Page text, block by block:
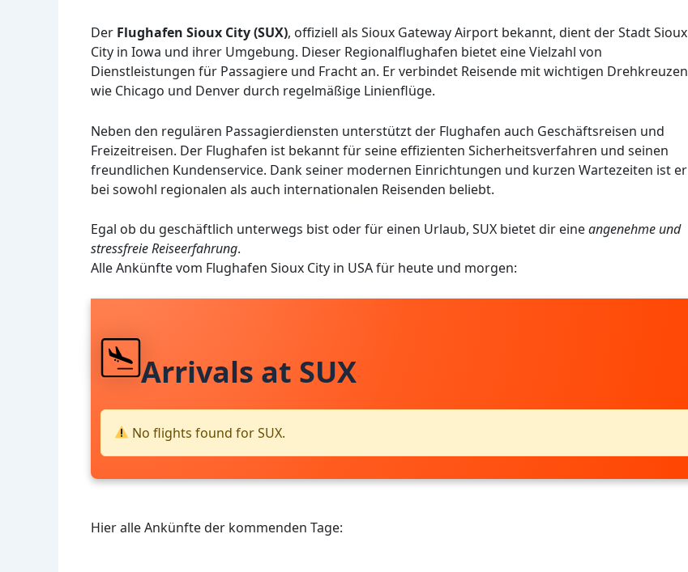
Der Flughafen Sioux City (SUX), offiziell als Sioux Gateway Airport bekannt, dient der Stadt Sioux
City in Iowa und ihrer Umgebung. Dieser Regionalflughafen bietet eine Vielzahl von
Dienstleistungen für Passagiere und Fracht an. Er verbindet Reisende mit wichtigen Drehkreuzen
wie Chicago und Denver durch regelmäßige Linienflüge.
Neben den regulären Passagierdiensten unterstützt der Flughafen auch Geschäftsreisen und
Freizeitreisen. Der Flughafen ist bekannt für seine effizienten Sicherheitsverfahren und seinen
freundlichen Kundenservice. Dank seiner modernen Einrichtungen und kurzen Wartezeiten ist er
bei sowohl regionalen als auch internationalen Reisenden beliebt.
Egal ob du geschäftlich unterwegs bist oder für einen Urlaub, SUX bietet dir eineangenehme und
stressfreie Reiseerfahrung.
Alle Ankünfte vom Flughafen Sioux City in USA für heute und morgen:
Arrivals at SUX
No flights found for SUX.
Hier alle Ankünfte der kommenden Tage: